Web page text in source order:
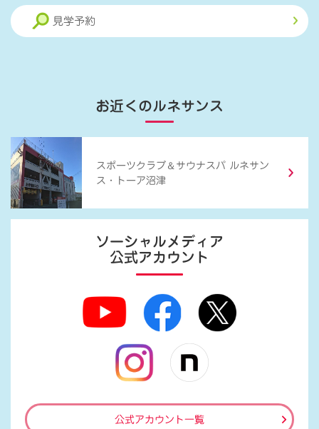
見学予約
お近くのルネサンス
スポーツクラブ ＆ サウナスパ ルネサン
ス・トーア沼津
ソーシャルメディア
公式アカウント
公式アカウント一覧